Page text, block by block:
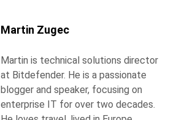
Martin Zugec
Martin is technical solutions director
at Bitdefender. He is a passionate
blogger and speaker, focusing on
enterprise IT for over two decades.